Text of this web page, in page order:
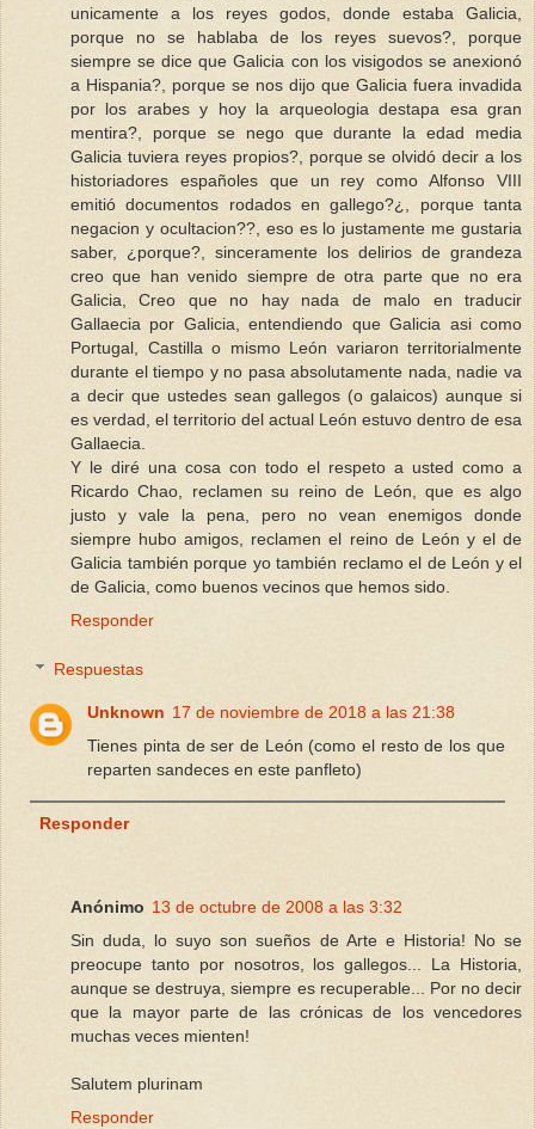
unicamente a los reyes godos, donde estaba Galicia,
porque no se hablaba de los reyes suevos?, porque
siempre se dice que Galicia con los visigodos se anexionó
a Hispania?, porque se nos dijo que Galicia fuera invadida
por los arabes y hoy la arqueologia destapa esa gran
mentira?, porque se nego que durante la edad media
Galicia tuviera reyes propios?, porque se olvidó decir a los
historiadores españoles que un rey como Alfonso VIII
emitió documentos rodados en gallego?¿, porque tanta
negacion y ocultacion??, eso es lo justamente me gustaria
saber, ¿porque?, sinceramente los delirios de grandeza
creo que han venido siempre de otra parte que no era
Galicia, Creo que no hay nada de malo en traducir
Gallaecia por Galicia, entendiendo que Galicia asi como
Portugal, Castilla o mismo León variaron territorialmente
durante el tiempo y no pasa absolutamente nada, nadie va
a decir que ustedes sean gallegos (o galaicos) aunque si
es verdad, el territorio del actual León estuvo dentro de esa
Gallaecia.
Y le diré una cosa con todo el respeto a usted como a
Ricardo Chao, reclamen su reino de León, que es algo
justo y vale la pena, pero no vean enemigos donde
siempre hubo amigos, reclamen el reino de León y el de
Galicia también porque yo también reclamo el de León y el
de Galicia, como buenos vecinos que hemos sido.
Responder
Respuestas
Unknown 17 de noviembre de 2018 a las 21:38
Tienes pinta de ser de León (como el resto de los que
reparten sandeces en este panfleto)
Responder
Anónimo 13 de octubre de 2008 a las 3:32
Sin duda, lo suyo son sueños de Arte e Historia! No se
preocupe tanto por nosotros, los gallegos... La Historia,
aunque se destruya, siempre es recuperable... Por no decir
que la mayor parte de las crónicas de los vencedores
muchas veces mienten!
Salutem plurinam
Responder